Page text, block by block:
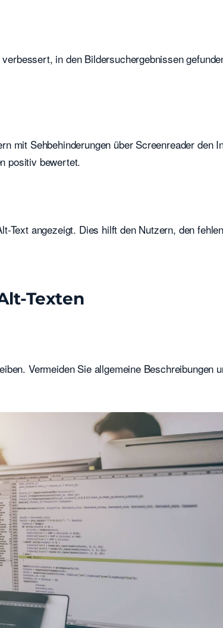
in den Bildersuchergebnissen
mit Sehbehinderungen über Screenreader den
positiv bewertet.
Text angezeigt. Dies hilft den Nutzern, den
Texten
Vermeiden Sie allgemeine Beschreibungen